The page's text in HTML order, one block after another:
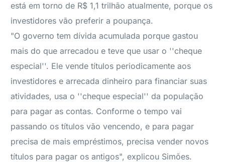
está em torno de R$ 1,1 trilhão atualmente, porque os
investidores vão preferir a poupança.
"O governo tem dívida acumulada porque gastou
mais do que arrecadou e teve que usar o ''cheque
especial''. Ele vende títulos periodicamente aos
investidores e arrecada dinheiro para financiar suas
atividades, usa o ''cheque especial'' da população
para pagar as contas. Conforme o tempo vai
passando os títulos vão vencendo, e para pagar
precisa de mais empréstimos, precisa vender novos
títulos para pagar os antigos", explicou Simões.